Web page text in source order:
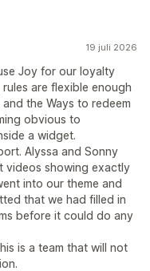
19 juli 2026
Joy for our loyalty
are flexible enough
the Ways to redeem
obvious to
a widget.
Alyssa and Sonny
videos showing exactly
into our theme and
that we had filled in
before it could do any
is a team that will not